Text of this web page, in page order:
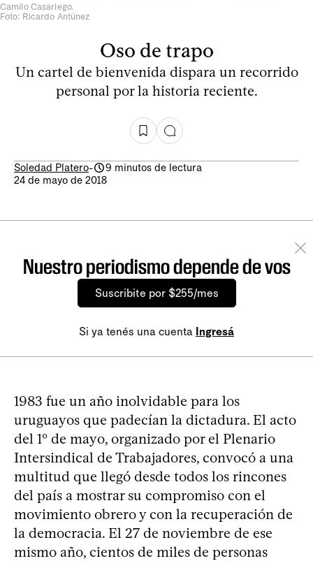
Camilo Casariego.
Foto: Ricardo Antúnez
Oso de trapo
Un cartel de bienvenida dispara un recorrido
personal por la historia reciente.
Soledad Platero-
9 minutos de lectura
24 de mayo de 2018
Nuestro periodismo depende de vos
Suscribite por $255/mes
Si ya tenés una cuenta Ingresá
1983 fue un año inolvidable para los
uruguayos que padecían la dictadura. El acto
del 1º de mayo, organizado por el Plenario
Intersindical de Trabajadores, convocó a una
multitud que llegó desde todos los rincones
del país a mostrar su compromiso con el
movimiento obrero y con la recuperación de
la democracia. El 27 de noviembre de ese
mismo año, cientos de miles de personas